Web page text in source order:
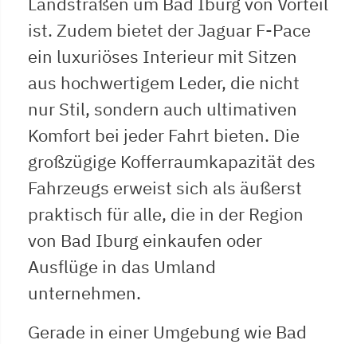
ist. Zudem bietet der Jaguar F-Pace
ein luxuriöses Interieur mit Sitzen
aus hochwertigem Leder, die nicht
nur Stil, sondern auch ultimativen
Komfort bei jeder Fahrt bieten. Die
großzügige Kofferraumkapazität des
Fahrzeugs erweist sich als äußerst
praktisch für alle, die in der Region
von Bad Iburg einkaufen oder
Ausflüge in das Umland
unternehmen.
Gerade in einer Umgebung wie Bad